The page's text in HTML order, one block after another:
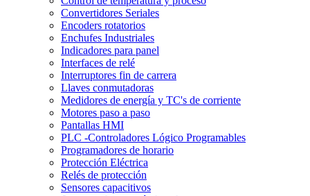
Convertidores Seriales
Encoders rotatorios
Enchufes Industriales
Indicadores para panel
Interfaces de relé
Interruptores fin de carrera
Llaves conmutadoras
Medidores de energía y TC's de corriente
Motores paso a paso
Pantallas HMI
PLC -Controladores Lógico Programables
Programadores de horario
Protección Eléctrica
Relés de protección
Sensores capacitivos